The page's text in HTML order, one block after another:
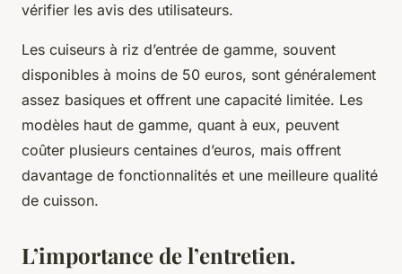
vérifier les avis des utilisateurs.
Les cuiseurs à riz d’entrée de gamme, souvent
disponibles à moins de 50 euros, sont généralement
assez basiques et offrent une capacité limitée. Les
modèles haut de gamme, quant à eux, peuvent
coûter plusieurs centaines d’euros, mais offrent
davantage de fonctionnalités et une meilleure qualité
de cuisson.
L’importance de l’entretien.